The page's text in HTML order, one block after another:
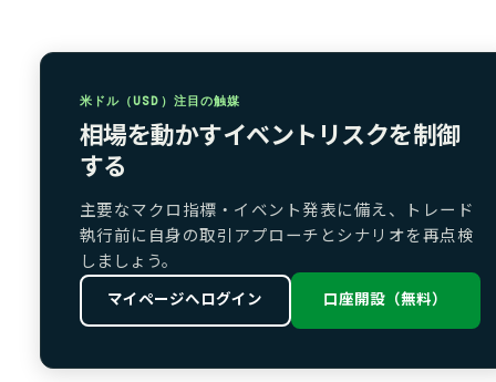
米ドル（USD）注目の触媒
相場を動かすイベントリスクを制御
する
主要なマクロ指標・イベント発表に備え、トレード
執行前に自身の取引アプローチとシナリオを再点検
しましょう。
マイページへログイン
口座開設（無料）